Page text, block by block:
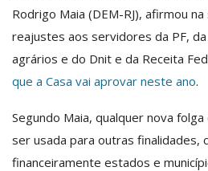
Rodrigo Maia (DEM-RJ), afirmou
reajustes aos servidores da PF,
agrários e do Dnit e da Receita
que a Casa vai aprovar neste ano.
Segundo Maia, qualquer nova
ser usada para outras finalidades,
financeiramente estados e